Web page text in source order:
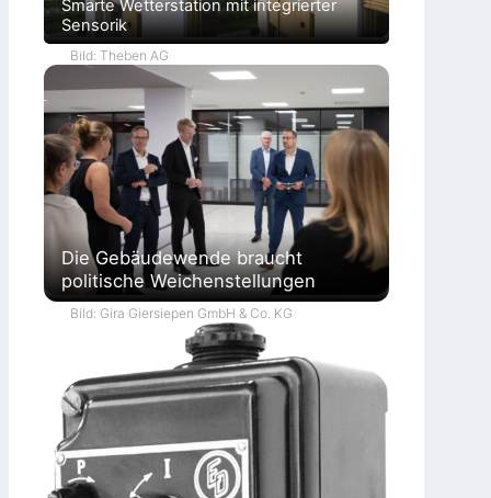
Smarte Wetterstation mit integrierter
Sensorik
Bild: Theben AG
Die Gebäudewende braucht
politische Weichenstellungen
Bild: Gira Giersiepen GmbH & Co. KG